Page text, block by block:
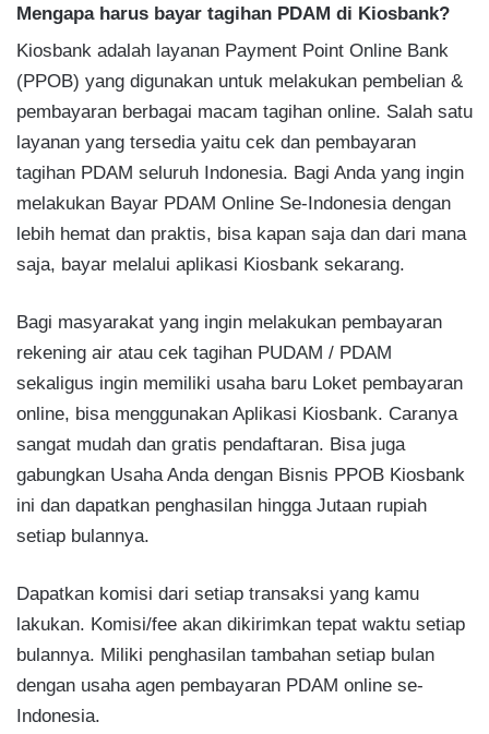
Mengapa harus bayar tagihan PDAM di Kiosbank?
Kiosbank adalah layanan Payment Point Online Bank
(PPOB) yang digunakan untuk melakukan pembelian &
pembayaran berbagai macam tagihan online. Salah satu
layanan yang tersedia yaitu cek dan pembayaran
tagihan PDAM seluruh Indonesia. Bagi Anda yang ingin
melakukan Bayar PDAM Online Se-Indonesia dengan
lebih hemat dan praktis, bisa kapan saja dan dari mana
saja, bayar melalui aplikasi Kiosbank sekarang.
Bagi masyarakat yang ingin melakukan pembayaran
rekening air atau cek tagihan PUDAM / PDAM
sekaligus ingin memiliki usaha baru Loket pembayaran
online, bisa menggunakan Aplikasi Kiosbank. Caranya
sangat mudah dan gratis pendaftaran. Bisa juga
gabungkan Usaha Anda dengan Bisnis PPOB Kiosbank
ini dan dapatkan penghasilan hingga Jutaan rupiah
setiap bulannya.
Dapatkan komisi dari setiap transaksi yang kamu
lakukan. Komisi/fee akan dikirimkan tepat waktu setiap
bulannya. Miliki penghasilan tambahan setiap bulan
dengan usaha agen pembayaran PDAM online se-
Indonesia.